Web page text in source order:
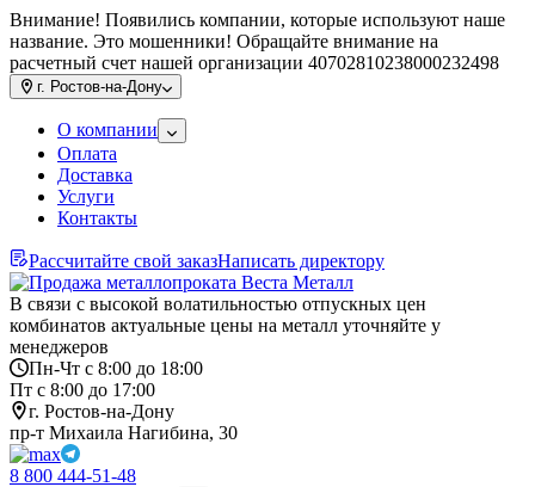
Внимание! Появились компании, которые используют наше
название. Это мошенники! Обращайте внимание на
расчетный счет нашей организации 40702810238000232498
г. Ростов-на-Дону
О компании
Оплата
Доставка
Услуги
Контакты
Рассчитайте свой заказНаписать директору
В связи с высокой волатильностью отпускных цен
комбинатов актуальные цены на металл уточняйте у
менеджеров
Пн-Чт с 8:00 до 18:00
Пт с 8:00 до 17:00
г. Ростов-на-Дону
пр-т Михаила Нагибина, 30
8 800 444-51-48